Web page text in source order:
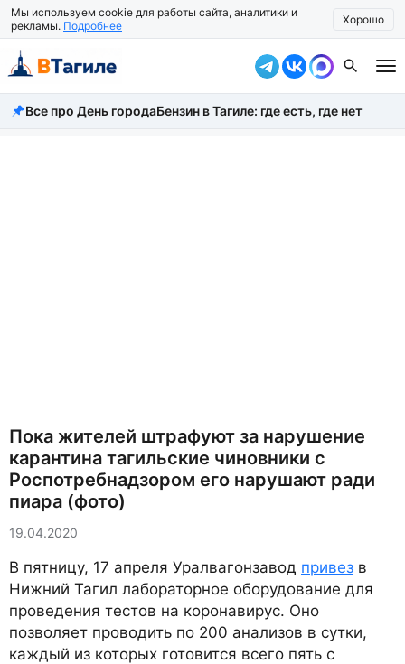
Мы используем cookie для работы сайта, аналитики и
рекламы. Подробнее Хорошо
Все новости
Все про День городаБензин в Тагиле: где есть, где нет
Пока жителей штрафуют за нарушение
карантина тагильские чиновники с
Роспотребнадзором его нарушают ради
пиара (фото)
19.04.2020
В пятницу, 17 апреля Уралвагонзавод привез в
Нижний Тагил лабораторное оборудование для
проведения тестов на коронавирус. Оно
позволяет проводить по 200 анализов в сутки,
каждый из которых готовится всего пять с